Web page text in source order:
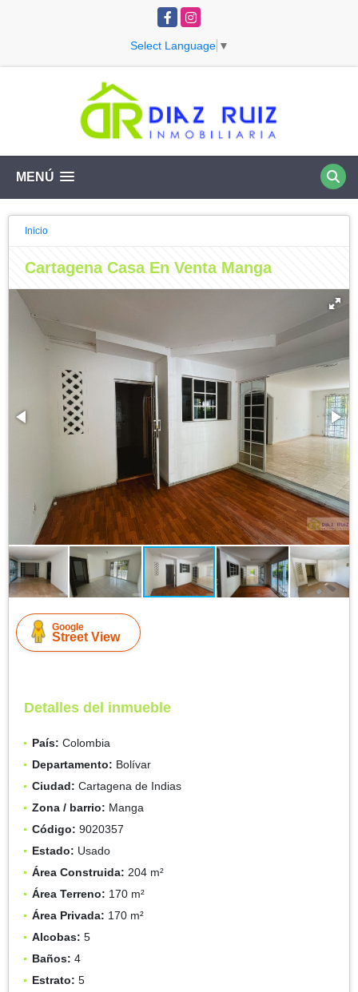
FacebookInstagram
Select Language ▼
MENÚ
Inicio
Cartagena Casa En Venta Manga
Google
Street View
Detalles del inmueble
País: Colombia
Departamento: Bolívar
Ciudad: Cartagena de Indias
Zona / barrio: Manga
Código: 9020357
Estado: Usado
Área Construida: 204 m²
Área Terreno: 170 m²
Área Privada: 170 m²
Alcobas: 5
Baños: 4
Estrato: 5